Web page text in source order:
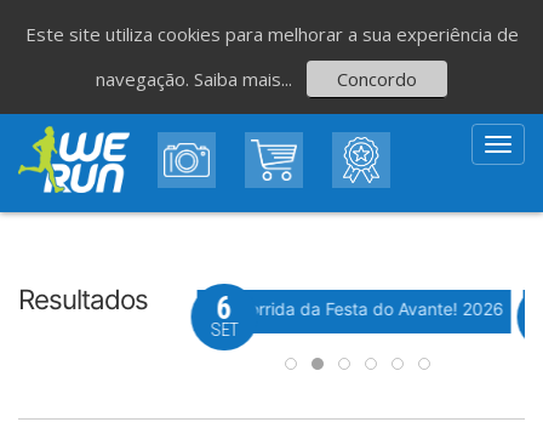
Resultados
de São Romão Evento WeTiming
37ª Corrida da Festa do Avante! 2026
6
SET
Este site utiliza cookies para melhorar a sua experiência de
navegação. Saiba mais... Concordo